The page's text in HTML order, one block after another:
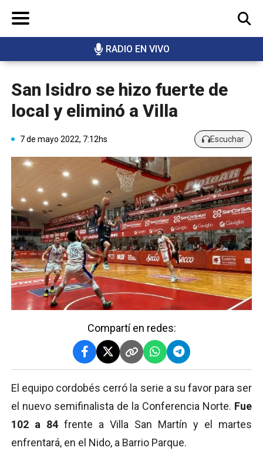
RADIO EN VIVO
BUSCAR
San Isidro se hizo fuerte de
local y eliminó a Villa
7 de mayo 2022, 7:12hs Escuchar
Compartí en redes:
El equipo cordobés cerró la serie a su favor para ser
el nuevo semifinalista de la Conferencia Norte. Fue
102 a 84 frente a Villa San Martín y el martes
enfrentará, en el Nido, a Barrio Parque.